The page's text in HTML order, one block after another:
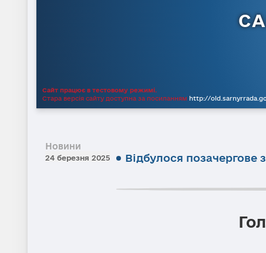
Сайт працює в тестовому режимі.
Стара версія сайту доступна за посиланням http://
Новини
24 березня 2025 Відбулося позачергове